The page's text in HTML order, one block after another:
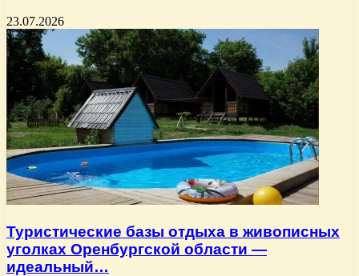
23.07.2026
Туристические базы отдыха в живописных
уголках Оренбургской области —
идеальный…